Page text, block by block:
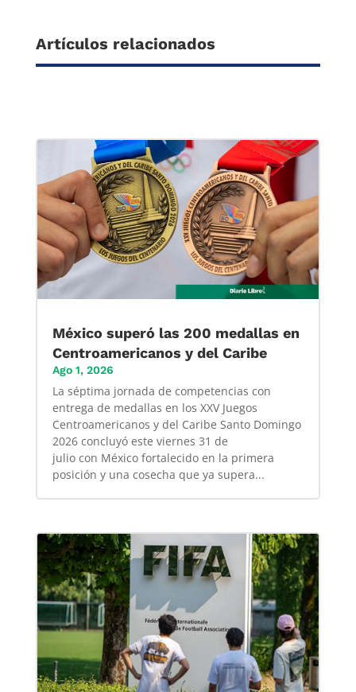
Artículos relacionados
México superó las 200 medallas en
Centroamericanos y del Caribe
Ago 1, 2026
La séptima jornada de competencias con
entrega de medallas en los XXV Juegos
Centroamericanos y del Caribe Santo Domingo
2026 concluyó este viernes 31 de
julio con México fortalecido en la primera
posición y una cosecha que ya supera...